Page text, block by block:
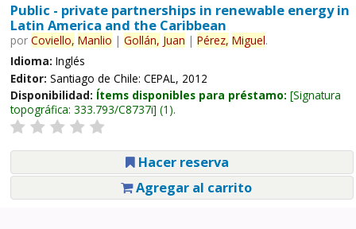
Public - private partnerships in renewable energy in
Latin America and the Caribbean
por Coviello, Manlio | Gollán, Juan | Pérez, Miguel.
Idioma: Inglés
Editor: Santiago de Chile: CEPAL, 2012
Disponibilidad: Ítems disponibles para préstamo: Signatura
topográfica: 333.793/C8737i (1).
Hacer reserva
Agregar al carrito